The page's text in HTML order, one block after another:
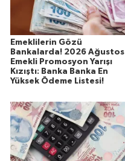
Emeklilerin Gözü
Bankalarda! 2026 Ağustos
Emekli Promosyon Yarışı
Kızıştı: Banka Banka En
Yüksek Ödeme Listesi!